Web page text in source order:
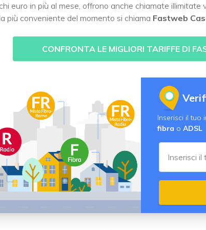
euro in più al mese, offrono anche chiamate illimitate
più conveniente del momento si chiama Fastweb
CONFRONTA LE MIGLIORI TARIFFE DI
Inserisci il tuo
fibra o ADSL